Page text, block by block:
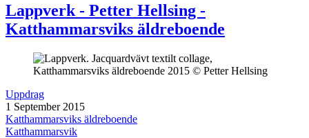
Lappverk - Petter Hellsing -
Katthammarsviks äldreboende
Uppdrag
1 September 2015
Katthammarsviks äldreboende
Katthammarsvik